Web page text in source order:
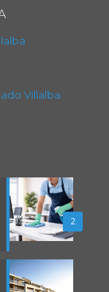
Villalba
2